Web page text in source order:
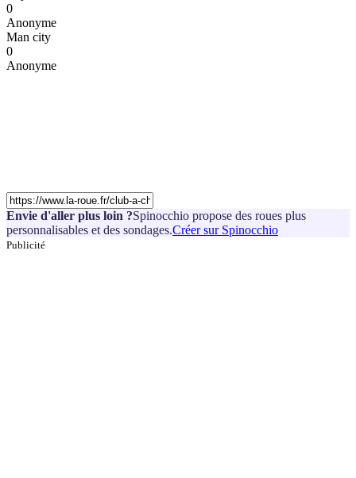
0
Anonyme
Man city
0
Anonyme
Envie d'aller plus loin ?Spinocchio propose des roues plus
personnalisables et des sondages.Créer sur Spinocchio
Publicité